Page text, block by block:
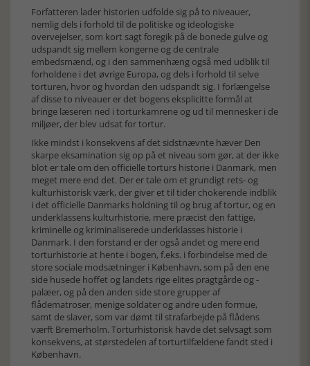
Forfatteren lader historien udfolde sig på to niveauer,
nemlig dels i forhold til de politiske og ideologiske
overvejelser, som kort sagt foregik på de bonede gulve og
udspandt sig mellem kongerne og de centrale
embedsmænd, og i den sammenhæng også med udblik til
forholdene i det øvrige Europa, og dels i forhold til selve
torturen, hvor og hvordan den udspandt sig. I forlængelse
af disse to niveauer er det bogens eksplicitte formål at
bringe læseren ned i torturkamrene og ud til mennesker i de
miljøer, der blev udsat for tortur.
Ikke mindst i konsekvens af det sidstnævnte hæver Den
skarpe eksamination sig op på et niveau som gør, at der ikke
blot er tale om den officielle torturs historie i Danmark, men
meget mere end det. Der er tale om et grundigt rets- og
kulturhistorisk værk, der giver et til tider chokerende indblik
i det officielle Danmarks holdning til og brug af tortur, og en
underklassens kulturhistorie, mere præcist den fattige,
kriminelle og kriminaliserede underklasses historie i
Danmark. I den forstand er der også andet og mere end
torturhistorie at hente i bogen, f.eks. i forbindelse med de
store sociale modsætninger i København, som på den ene
side husede hoffet og landets rige elites pragtgårde og -
palæer, og på den anden side store grupper af
flådematroser, menige soldater og andre uden formue,
samt de slaver, som var dømt til strafarbejde på flådens
værft Bremerholm. Torturhistorisk havde det selvsagt som
konsekvens, at størstedelen af torturtilfældene fandt sted i
København.